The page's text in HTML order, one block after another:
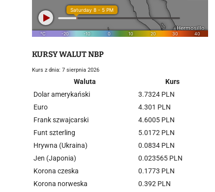
KURSY WALUT NBP
Kurs z dnia: 7 sierpnia 2026
Waluta
Kurs
Dolar amerykański
3.7324 PLN
Euro
4.301 PLN
Frank szwajcarski
4.6005 PLN
Funt szterling
5.0172 PLN
Hrywna (Ukraina)
0.0834 PLN
Jen (Japonia)
0.023565 PLN
Korona czeska
0.1773 PLN
Korona norweska
0.392 PLN